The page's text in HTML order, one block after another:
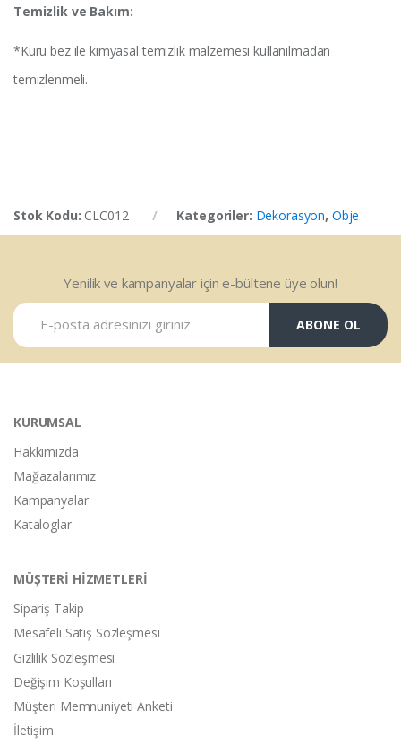
Temizlik ve Bakım:
*Kuru bez ile kimyasal temizlik malzemesi kullanılmadan
temizlenmeli.
Stok Kodu: CLC012 Kategoriler: Dekorasyon, Obje
Yenilik ve kampanyalar için e-bültene üye olun!
ABONE OL
KURUMSAL
Hakkımızda
Mağazalarımız
Kampanyalar
Kataloglar
MÜŞTERİ HİZMETLERİ
Sipariş Takip
Mesafeli Satış Sözleşmesi
Gizlilik Sözleşmesi
Değişim Koşulları
Müşteri Memnuniyeti Anketi
İletişim